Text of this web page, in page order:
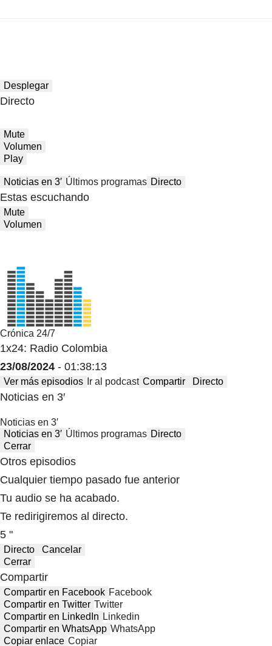
Desplegar
Directo
Mute
Volumen
Play
Noticias en 3′ Últimos programas Directo
Estas escuchando
Mute
Volumen
Crónica 24/7
1x24: Radio Colombia
23/08/2024 - 01:38:13
Ver más episodios Ir al podcast Compartir Directo
Noticias en 3′
Noticias en 3′
Noticias en 3′ Últimos programas Directo
Cerrar
Otros episodios
Cualquier tiempo pasado fue anterior
Tu audio se ha acabado.
Te redirigiremos al directo.
5 "
Directo
Cancelar
Cerrar
Compartir
Compartir en Facebook Facebook
Compartir en Twitter Twitter
Compartir en LinkedIn Linkedin
Compartir en WhatsApp WhatsApp
Copiar enlace Copiar